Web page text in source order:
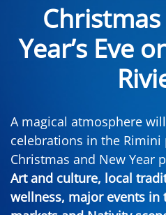
Year’s Eve
A magical atmosphere
celebrations in the
Christmas and New Year
Art and culture, local
wellness, major events